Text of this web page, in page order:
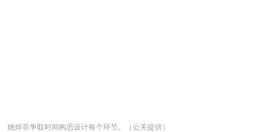
姚焯菲争取时间构思设计每个环节。（公关提供）